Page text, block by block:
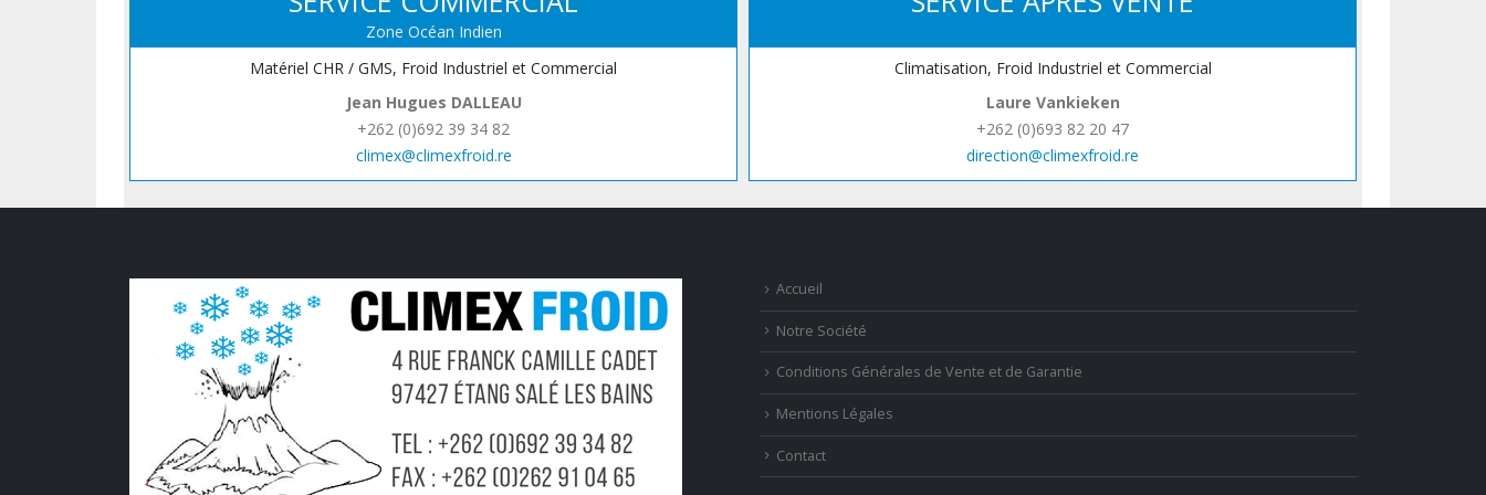
Zone Océan Indien
Matériel CHR / GMS, Froid Industriel et Commercial
Jean Hugues DALLEAU
+262 (0)692 39 34 82
climex@climexfroid.re
Climatisation, Froid Industriel et Commercial
Laure Vankieken
+262 (0)693 82 20 47
direction@climexfroid.re
Accueil
Notre Société
Conditions Générales de Vente et de Garantie
Mentions Légales
Contact